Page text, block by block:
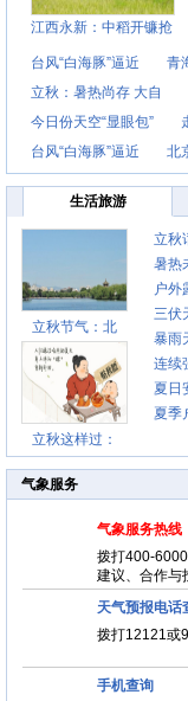
江西永新：中稻开镰抢
台风“白海豚”逼近
青
立秋：暑热尚存 大自
今日份天空“显眼包”
台风“白海豚”逼近
北
生活旅游
立秋节气：北
立秋这样过：
立秋
先清
暑热
肩颈
户外
攻略
三伏
请收
暴雨
示请
连续
这些
夏日
贴士
夏季
气象服务
气象服务热线
拨打400-
建议、合作与
天气预报电话
拨打12121或
手机查询